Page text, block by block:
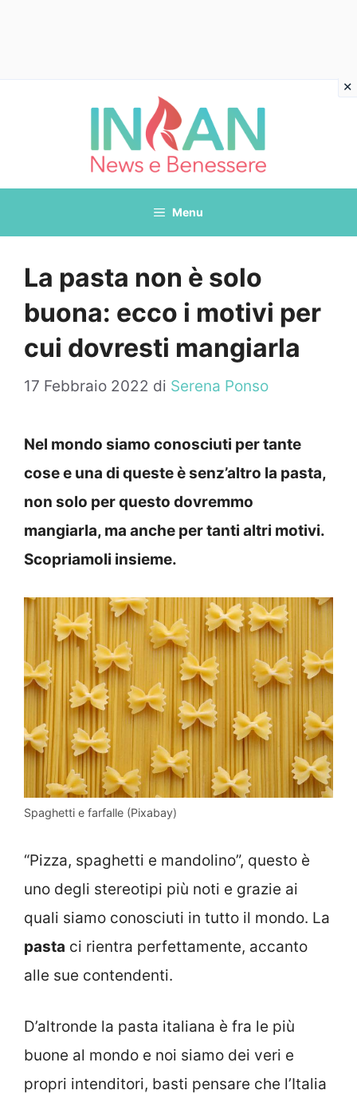
Menu
La pasta non è solo
buona: ecco i motivi per
cui dovresti mangiarla
17 Febbraio 2022 di Serena Ponso
Nel mondo siamo conosciuti per tante
cose e una di queste è senz’altro la pasta,
non solo per questo dovremmo
mangiarla, ma anche per tanti altri motivi.
Scopriamoli insieme.
Spaghetti e farfalle (Pixabay)
“Pizza, spaghetti e mandolino”, questo è
uno degli stereotipi più noti e grazie ai
quali siamo conosciuti in tutto il mondo. La
pasta ci rientra perfettamente, accanto
alle sue contendenti.
D’altronde la pasta italiana è fra le più
buone al mondo e noi siamo dei veri e
propri intenditori, basti pensare che l’Italia